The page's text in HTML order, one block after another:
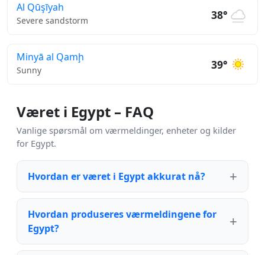
Al Qūşīyah
Severe sandstorm 38°
Minyā al Qamḩ
Sunny 39°
Været i Egypt – FAQ
Vanlige spørsmål om værmeldinger, enheter og kilder
for Egypt.
Hvordan er været i Egypt akkurat nå?
Hvordan produseres værmeldingene for
Egypt?